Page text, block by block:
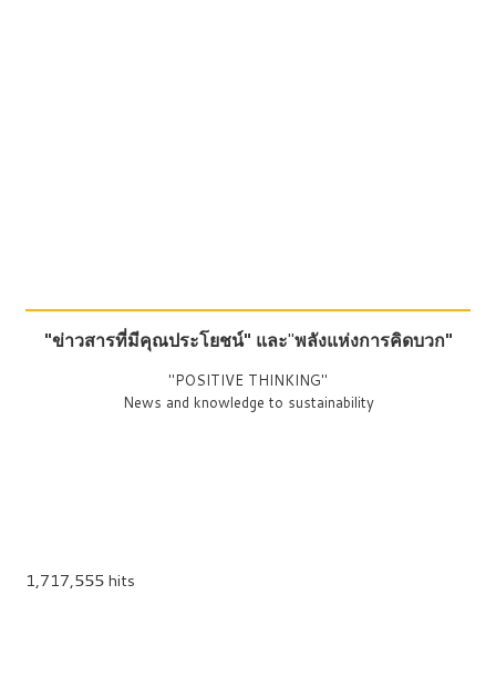
"ข่าวสารที่มีคุณประโยชน์" และ"พลังแห่งการคิดบวก"
"POSITIVE THINKING"
News and knowledge to sustainability
1,717,555 hits